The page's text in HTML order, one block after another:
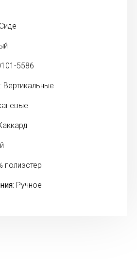
Сиде
5586
: Вертикальные
полиэстер
: Ручное